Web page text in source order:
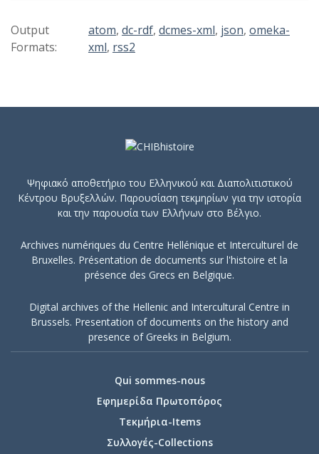
τα διαθέσιμα
τεύχη
η συχνότητα
θεσμική
μορφή του
εκδότη κατά
έκδοσης.
Output
Formats:
atom, dc-rdf, dcmes-xml, json, omeka-
xml, rss2
Ψηφιακό αποθετήριο του Ελληνικού και Διαπολιτιστικού
Κέντρου Βρυξελλών. Παρουσίαση τεκμηρίων για την ιστορία
και την παρουσία των Ελλήνων στο Βέλγιο.
Archives numériques du Centre Hellénique et Interculturel de
Bruxelles. Présentation de documents sur l'histoire et la
présence des Grecs en Belgique.
Digital archives of the Hellenic and Intercultural Centre in
Brussels. Presentation of documents on the history and
presence of Greeks in Belgium.
Qui sommes-nous
Εφημερίδα Πρωτοπόρος
Τεκμήρια-Items
Συλλογές-Collections